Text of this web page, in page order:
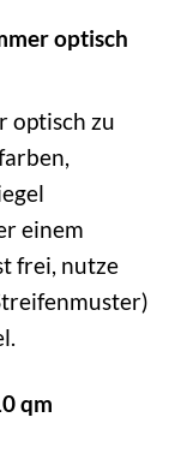
optisch
optisch zu
einem
frei, nutze
qm